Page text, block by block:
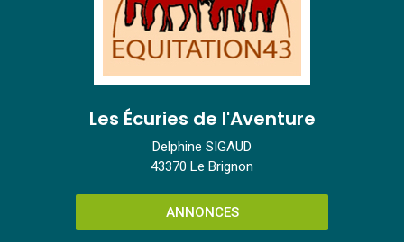
Les Écuries de l'Aventure
Delphine SIGAUD
43370 Le Brignon
ANNONCES